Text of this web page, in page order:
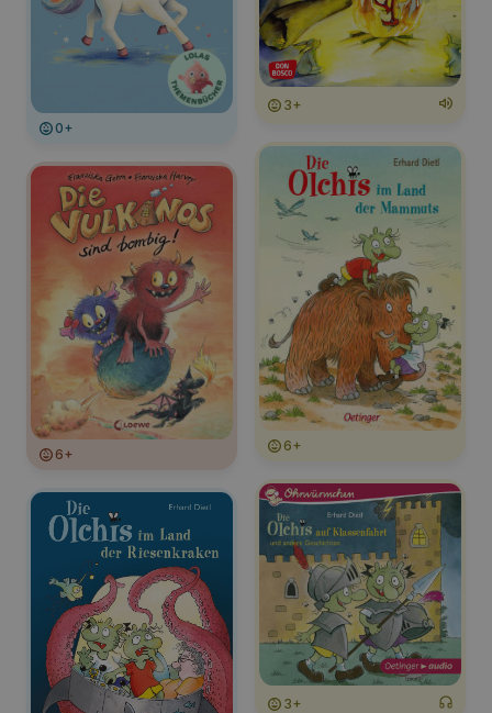
3+
0+
6+
6+
3+